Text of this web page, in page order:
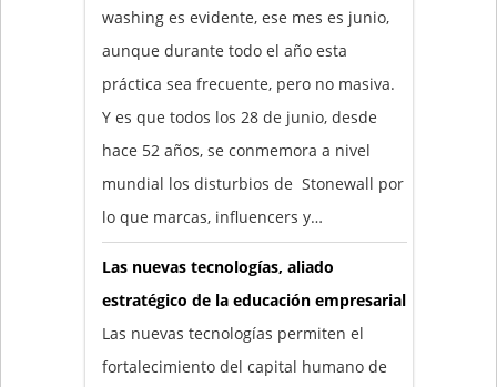
washing es evidente, ese mes es junio,
aunque durante todo el año esta
práctica sea frecuente, pero no masiva.
Y es que todos los 28 de junio, desde
hace 52 años, se conmemora a nivel
mundial los disturbios de Stonewall por
lo que marcas, influencers y…
Las nuevas tecnologías, aliado
estratégico de la educación empresarial
Las nuevas tecnologías permiten el
fortalecimiento del capital humano de